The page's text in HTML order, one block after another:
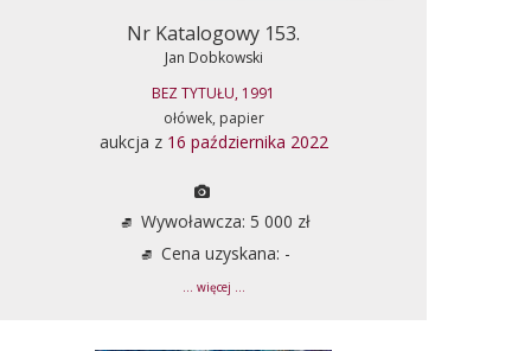
Nr Katalogowy 153.
Jan Dobkowski
BEZ TYTUŁU, 1991
ołówek, papier
aukcja z 16 października 2022
Wywoławcza: 5 000 zł
Cena uzyskana: -
... więcej ...